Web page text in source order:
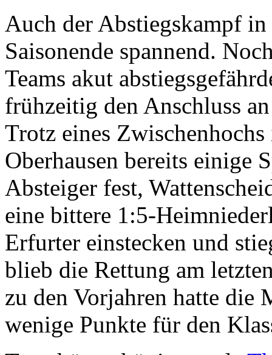
Auch der Abstiegskampf
Saisonende spannend.
Teams akut
frühzeitig den Anschluss
Trotz eines
Oberhausen bereits einige
Absteiger fest,
eine bittere 1:5-
Erfurter einstecken und
blieb die Rettung am
zu den Vorjahren hatte die
wenige Punkte für den